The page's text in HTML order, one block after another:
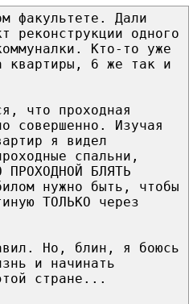
факультете. Дали
реконструкции одного
Кто-то уже
квартиры, 6 же так и
что проходная
совершенно. Изучая
я видел
спальни,
БЛЯТЬ
нужно быть, чтобы
ТОЛЬКО через
Но, блин, я боюсь
и начинать
стране...